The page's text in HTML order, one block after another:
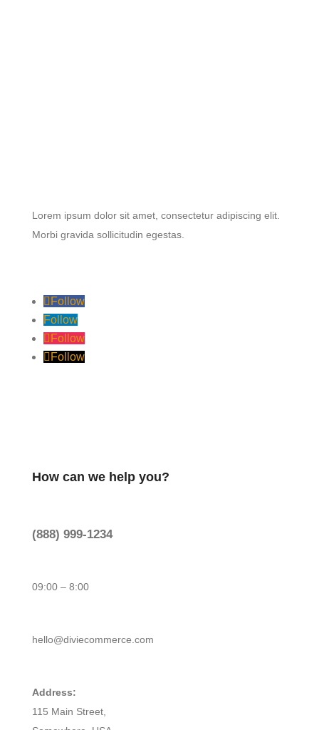
Lorem ipsum dolor sit amet, consectetur adipiscing elit.
Morbi gravida sollicitudin egestas.
Follow
Follow
Follow
Follow
How can we help you?
(888) 999-1234
09:00 – 8:00
hello@diviecommerce.com
Address:
115 Main Street,